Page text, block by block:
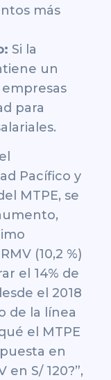
más
Si la
un
para
Pacífico y
MTPE, se
(10,2 %)
el 14% de
el 2018
de la línea
el MTPE
en
S/ 120?”,